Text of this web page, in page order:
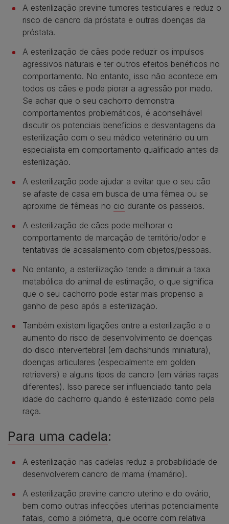
A esterilização previne tumores testiculares e reduz o
risco de cancro da próstata e outras doenças da
próstata.
A esterilização de cães pode reduzir os impulsos
agressivos naturais e ter outros efeitos benéficos no
comportamento. No entanto, isso não acontece em
todos os cães e pode piorar a agressão por medo.
Se achar que o seu cachorro demonstra
comportamentos problemáticos, é aconselhável
discutir os potenciais benefícios e desvantagens da
esterilização com o seu médico veterinário ou um
especialista em comportamento qualificado antes da
esterilização.
A esterilização pode ajudar a evitar que o seu cão
se afaste de casa em busca de uma fêmea ou se
aproxime de fêmeas no cio durante os passeios.
A esterilização de cães pode melhorar o
comportamento de marcação de território/odor e
tentativas de acasalamento com objetos/pessoas.
No entanto, a esterilização tende a diminuir a taxa
metabólica do animal de estimação, o que significa
que o seu cachorro pode estar mais propenso a
ganho de peso após a esterilização.
Também existem ligações entre a esterilização e o
aumento do risco de desenvolvimento de doenças
do disco intervertebral (em dachshunds miniatura),
doenças articulares (especialmente em golden
retrievers) e alguns tipos de cancro (em várias raças
diferentes). Isso parece ser influenciado tanto pela
idade do cachorro quando é esterilizado como pela
raça.
Para uma cadela:
A esterilização nas cadelas reduz a probabilidade de
desenvolverem cancro de mama (mamário).
A esterilização previne cancro uterino e do ovário,
bem como outras infecções uterinas potencialmente
fatais, como a piómetra, que ocorre com relativa